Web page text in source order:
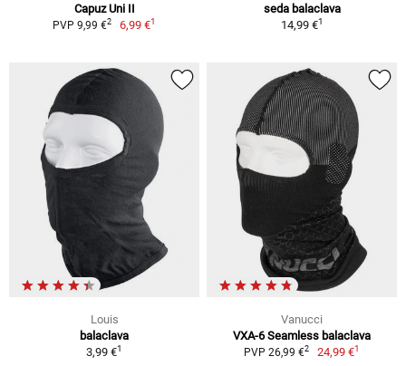
Capuz Uni II
PVP 9,99 €2 6,99 €1
seda balaclava
14,99 €1
Louis
balaclava
3,99 €1
Vanucci
VXA-6 Seamless balaclava
PVP 26,99 €2 24,99 €1